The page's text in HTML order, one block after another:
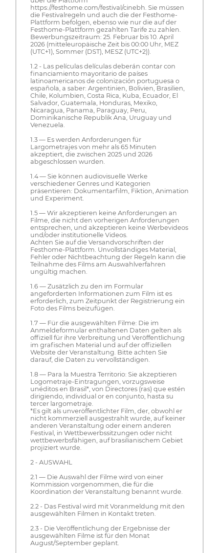
https://festhome.com/festival/cinebh. Sie müssen
die Festivalregeln und auch die der Festhome-
Plattform befolgen, ebenso wie nur die auf der
Festhome-Plattform gezahlten Tarife zu zahlen.
Bewerbungszeitraum: 25. Februar bis 10. April
2026 (mitteleuropäische Zeit bis 00:00 Uhr, MEZ
(UTC+1), Sommer (DST), MESZ (UTC+2)).
1.2 - Las películas delículas deberán contar con
financiamiento mayoritario de países
latinoamericanos de colonización portuguesa o
española, a saber: Argentinien, Bolivien, Brasilien,
Chile, Kolumbien, Costa Rica, Kuba, Ecuador, El
Salvador, Guatemala, Honduras, Mexiko,
Nicaragua, Panama, Paraguay, Peru,
Dominikanische Republik Ana, Uruguay und
Venezuela.
1.3 — Es werden Anforderungen für
Largometrajes von mehr als 65 Minuten
akzeptiert, die zwischen 2025 und 2026
abgeschlossen wurden.
1.4 — Sie können audiovisuelle Werke
verschiedener Genres und Kategorien
präsentieren: Dokumentarfilm, Fiktion, Animation
und Experiment.
1.5 — Wir akzeptieren keine Anforderungen an
Filme, die nicht den vorherigen Anforderungen
entsprechen, und akzeptieren keine Werbevideos
und/oder institutionelle Videos.
Achten Sie auf die Versandvorschriften der
Festhome-Plattform. Unvollständiges Material,
Fehler oder Nichtbeachtung der Regeln kann die
Teilnahme des Films am Auswahlverfahren
ungültig machen.
1.6 — Zusätzlich zu den im Formular
angeforderten Informationen zum Film ist es
erforderlich, zum Zeitpunkt der Registrierung ein
Foto des Films beizufügen.
1.7 — Für die ausgewählten Filme: Die im
Anmeldeformular enthaltenen Daten gelten als
offiziell für ihre Verbreitung und Veröffentlichung
im grafischen Material und auf der offiziellen
Website der Veranstaltung. Bitte achten Sie
darauf, die Daten zu vervollständigen.
1.8 — Para la Muestra Territorio: Sie akzeptieren
Logometraje-Eintragungen, vorzugsweise
unéditos en Brasil*, von Directores (ras) que estén
dirigiendo, individual or en conjunto, hasta su
tercer largometraje.
*Es gilt als unveröffentlichter Film, der, obwohl er
nicht kommerziell ausgestrahlt wurde, auf keiner
anderen Veranstaltung oder einem anderen
Festival, in Wettbewerbssitzungen oder nicht
wettbewerbsfähigen, auf brasilianischem Gebiet
projiziert wurde.
2 - AUSWAHL
2.1 — Die Auswahl der Filme wird von einer
Kommission vorgenommen, die für die
Koordination der Veranstaltung benannt wurde.
2.2 - Das Festival wird mit Voranmeldung mit den
ausgewählten Filmen in Kontakt treten.
2.3 - Die Veröffentlichung der Ergebnisse der
ausgewählten Filme ist für den Monat
August/September geplant.